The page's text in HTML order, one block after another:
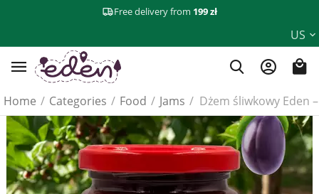
Free delivery from 199 zł
US
Home / Categories / Food / Jams / Dżem śliwkowy Eden